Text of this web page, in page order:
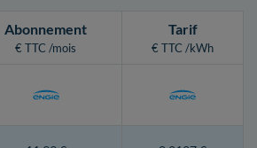
Abonnement
€ TTC /mois
Tarif
€ TTC /kWh